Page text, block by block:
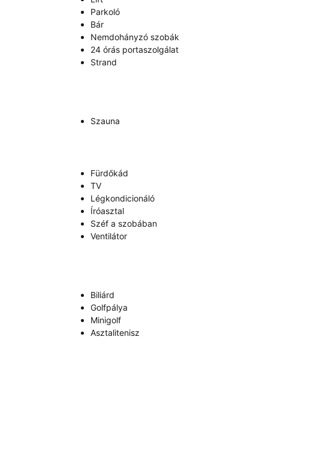
Parkoló
Bár
Nemdohányzó szobák
24 órás portaszolgálat
Strand
Szauna
Fürdőkád
TV
Légkondicionáló
Íróasztal
Széf a szobában
Ventilátor
Biliárd
Golfpálya
Minigolf
Asztalitenisz